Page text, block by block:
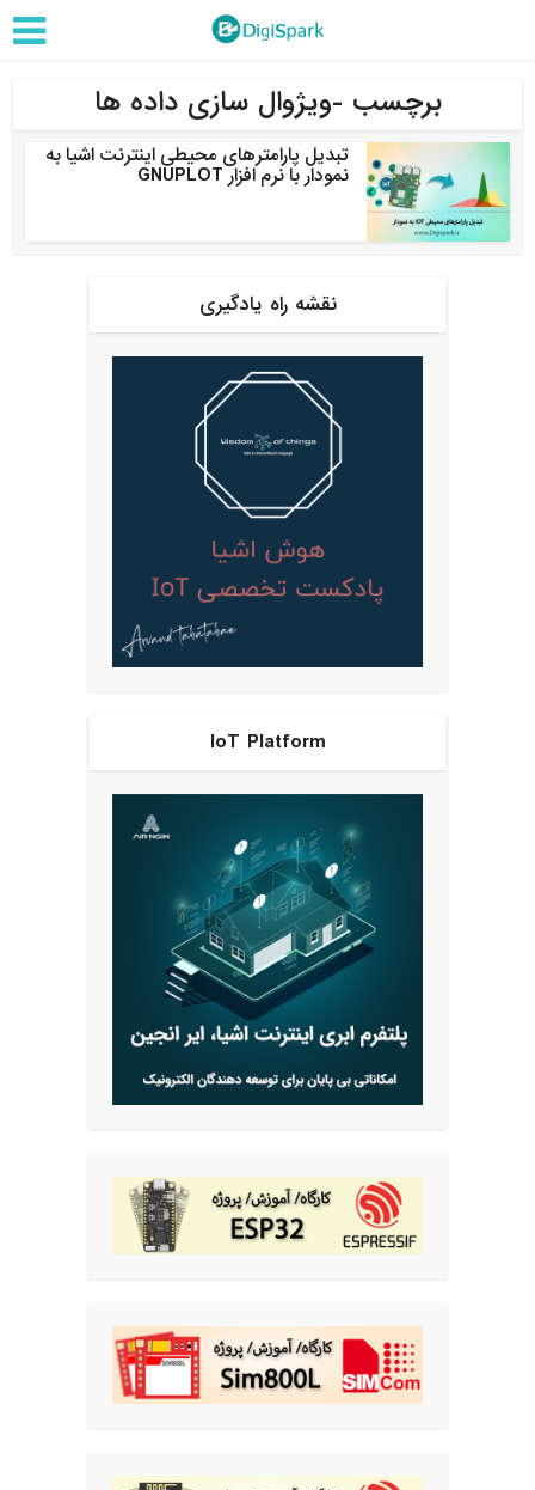
برچسب -ویژوال سازی داده ها
تبدیل پارامترهای محیطی اینترنت اشیا به
نمودار با نرم افزار GNUPLOT
نقشه راه یادگیری
IoT Platform